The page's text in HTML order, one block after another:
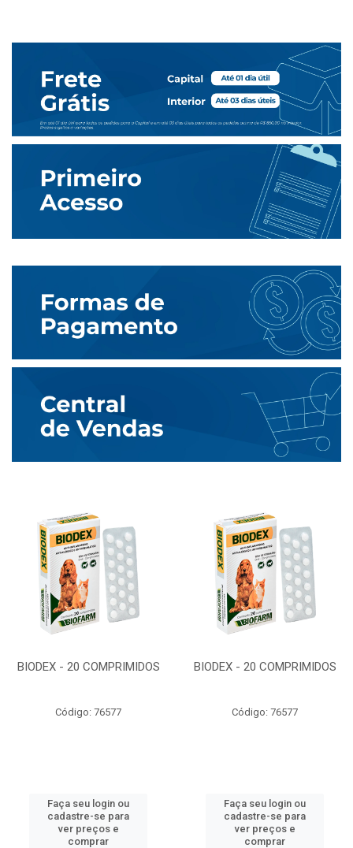
BIODEX - 20 COMPRIMIDOS
Código: 76577
Faça seu login ou
cadastre-se para
ver preços e
comprar
BIODEX - 20 COMPRIMIDOS
Código: 76577
Faça seu login ou
cadastre-se para
ver preços e
comprar